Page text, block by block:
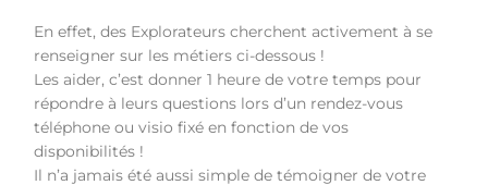
En effet, des Explorateurs cherchent activement à se
renseigner sur les métiers ci-dessous !
Les aider, c’est donner 1 heure de votre temps pour
répondre à leurs questions lors d’un rendez-vous
téléphone ou visio fixé en fonction de vos
disponibilités !
Il n’a jamais été aussi simple de témoigner de votre